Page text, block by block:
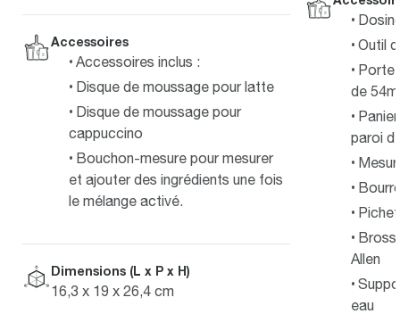
Accessoires
Accessoires inclus :
Disque de moussage pour latte
Disque de moussage pour
cappuccino
Bouchon-mesure pour mesurer
et ajouter des ingrédients une fois
le mélange activé.
Dimensions (L x P x H)
16,3 x 19 x 26,4 cm
Outil
de
paroi
Allen
eau